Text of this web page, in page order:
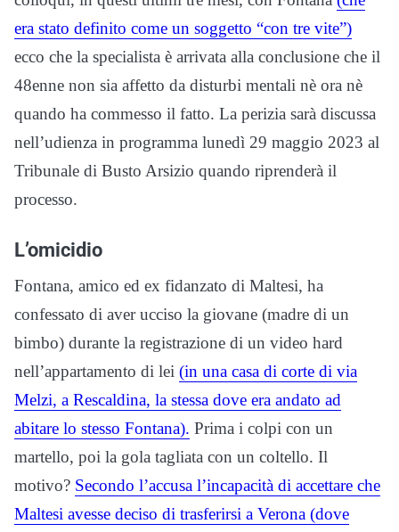
era stato definito come un soggetto “con tre vite”)
ecco che la specialista è arrivata alla conclusione che il
48enne non sia affetto da disturbi mentali nè ora nè
quando ha commesso il fatto. La perizia sarà discussa
nell’udienza in programma lunedì 29 maggio 2023 al
Tribunale di Busto Arsizio quando riprenderà il
processo.
L’omicidio
Fontana, amico ed ex fidanzato di Maltesi, ha
confessato di aver ucciso la giovane (madre di un
bimbo) durante la registrazione di un video hard
nell’appartamento di lei (in una casa di corte di via
Melzi, a Rescaldina, la stessa dove era andato ad
abitare lo stesso Fontana). Prima i colpi con un
martello, poi la gola tagliata con un coltello. Il
motivo? Secondo l’accusa l’incapacità di accettare che
Maltesi avesse deciso di trasferirsi a Verona (dove